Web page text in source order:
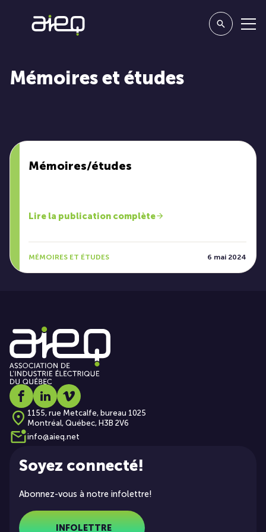
Mémoires et études
Mémoires/études
Lire la publication complète
MÉMOIRES ET ÉTUDES 6 mai 2024
Social media link icon-facebook
Social media link icon-linkedin
Social media link icon-vimeo
1155, rue Metcalfe, bureau 1025
Montréal, Québec, H3B 2V6
info@aieq.net
Soyez connecté!
Abonnez-vous à notre infolettre!
INFOLETTRE